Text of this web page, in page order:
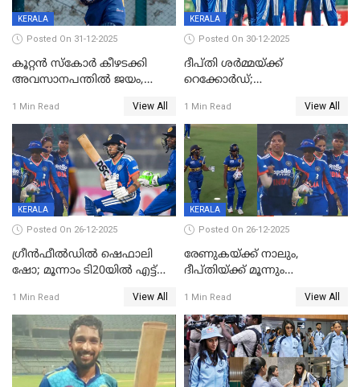
KERALA
Posted On 31-12-2025
കൂറ്റൻ സ്കോർ കീഴടക്കി
അവസാനപന്തിൽ ജയം,
1 Min Read View All
KERALA
Posted On 30-12-2025
ദീപ്തി ശർമ്മയ്ക്ക്
റെക്കോർഡ്;
ടി20 പരമ്പര തൂത്തുവാരി
ഇന്ത്യ
1 Min Read View All
KERALA
Posted On 26-12-2025
ഗ്രീന്‍ഫീല്‍ഡില്‍ ഷെഫാലി
ഷോ; മൂന്നാം ടി20യിൽ എട്ട്
വനിതകള്‍ക്കെതിരായ ടി20
പരമ്പര ഇന്ത്യക്ക്
1 Min Read View All
KERALA
Posted On 26-12-2025
രേണുകയ്ക്ക് നാലും,
ദീപ്തിയ്ക്ക് മൂന്നും
ടി20യിലും ശ്രീലങ്കയ്ക്ക്
ബാറ്റിംഗ് തകര്‍ച്ച; ഇന്ത്യയ്ക്ക്
വിജയലക്ഷ്യം 113 റൺസ്
1 Min Read View All